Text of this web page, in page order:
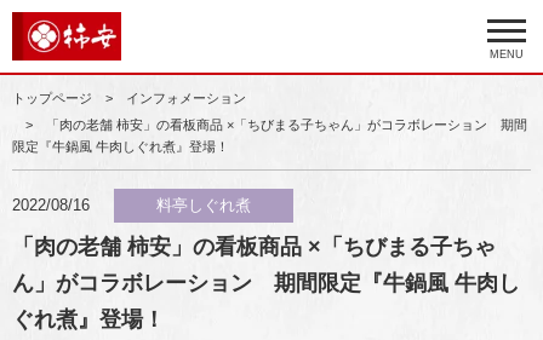
MENU
トップページ
インフォメーション
「肉の老舗 柿安」の看板商品 ×「ちびまる子ちゃん」がコラボレーション 期間
限定『牛鍋風 牛肉しぐれ煮』登場！
2022/08/16 料亭しぐれ煮
「肉の老舗 柿安」の看板商品 ×「ちびまる子ちゃ
ん」がコラボレーション 期間限定『牛鍋風 牛肉し
ぐれ煮』登場！